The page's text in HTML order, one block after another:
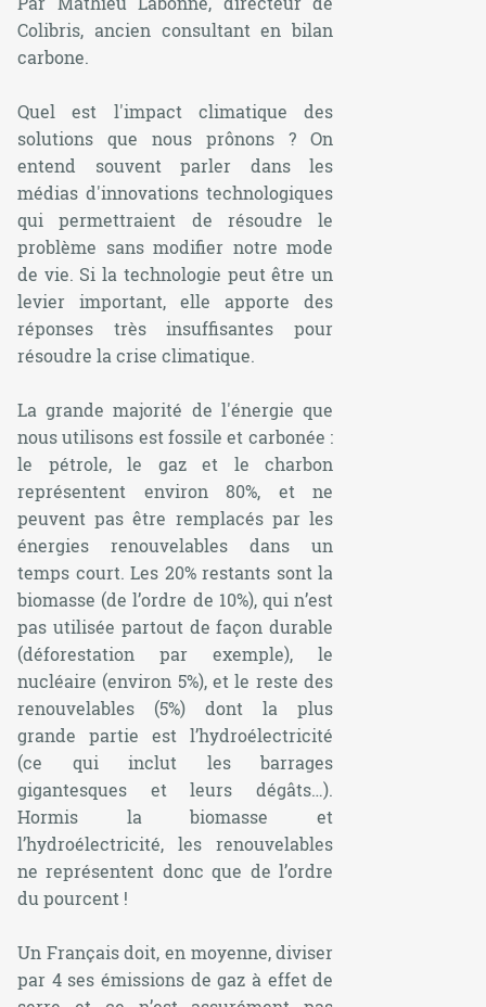
Colibris, ancien consultant en bilan
carbone.
Quel est l'impact climatique des
solutions que nous prônons ? On
entend souvent parler dans les
médias d'innovations technologiques
qui permettraient de résoudre le
problème sans modifier notre mode
de vie. Si la technologie peut être un
levier important, elle apporte des
réponses très insuffisantes pour
résoudre la crise climatique.
La grande majorité de l'énergie que
nous utilisons est fossile et carbonée :
le pétrole, le gaz et le charbon
représentent environ 80%, et ne
peuvent pas être remplacés par les
énergies renouvelables dans un
temps court. Les 20% restants sont la
biomasse (de l’ordre de 10%), qui n’est
pas utilisée partout de façon durable
(déforestation par exemple), le
nucléaire (environ 5%), et le reste des
renouvelables (5%) dont la plus
grande partie est l’hydroélectricité
(ce qui inclut les barrages
gigantesques et leurs dégâts…).
Hormis la biomasse et
l’hydroélectricité, les renouvelables
ne représentent donc que de l’ordre
du pourcent !
Un Français doit, en moyenne, diviser
par 4 ses émissions de gaz à effet de